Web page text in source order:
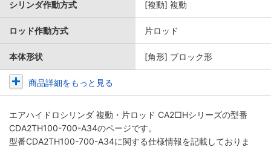
シリンダ作動方式 [複動] 複動
ロッド作動方式 片ロッド
本体形状 [角形] ブロック形
商品詳細をもっと見る
エアハイドロシリンダ 複動・片ロッド CA2□Hシリーズの型番
CDA2TH100-700-A34のページです。
型番CDA2TH100-700-A34に関する仕様情報を記載しておりま